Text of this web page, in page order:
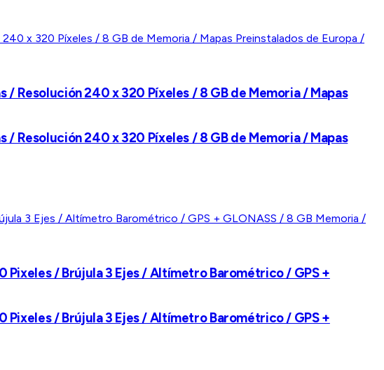
Resolución 240 x 320 Píxeles / 8 GB de Memoria / Mapas
Resolución 240 x 320 Píxeles / 8 GB de Memoria / Mapas
/ Brújula 3 Ejes / Altímetro Barométrico / GPS +
/ Brújula 3 Ejes / Altímetro Barométrico / GPS +